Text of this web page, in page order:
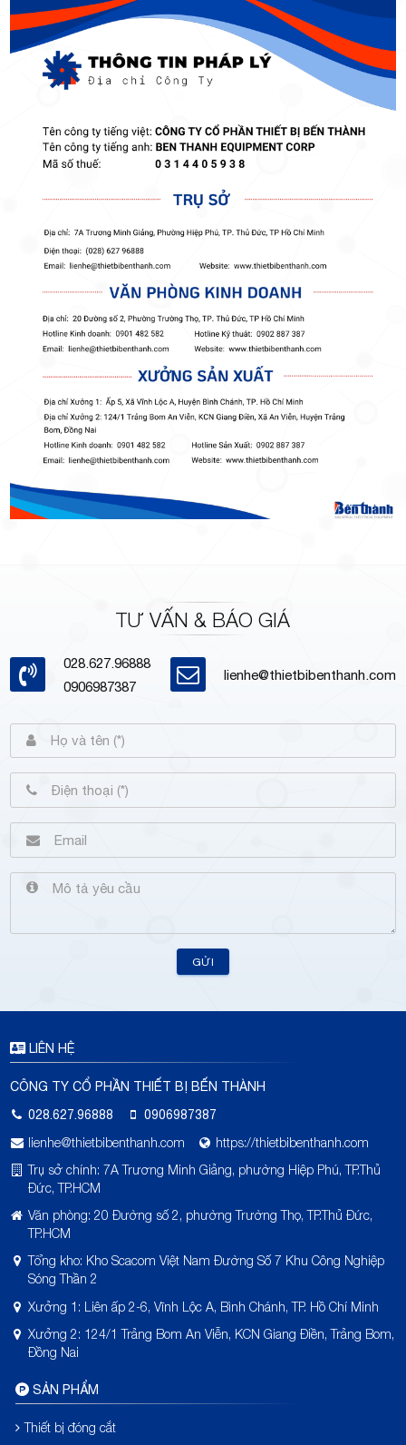
TƯ VẤN & BÁO GIÁ
028.627.96888
0906987387
lienhe@thietbibenthanh.com
GỬI
LIÊN HỆ
CÔNG TY CỔ PHẦN THIẾT BỊ BẾN THÀNH
028.627.96888
0906987387
lienhe@thietbibenthanh.com
https://thietbibenthanh.com
Trụ sở chính: 7A Trương Minh Giảng, phường Hiệp Phú, TP.Thủ
Đức, TP.HCM
Văn phòng: 20 Đường số 2, phường Trường Thọ, TP.Thủ Đức,
TP.HCM
Tổng kho: Kho Scacom Việt Nam Đường Số 7 Khu Công Nghiệp
Sóng Thần 2
Xưởng 1: Liên ấp 2-6, Vĩnh Lộc A, Bình Chánh, TP. Hồ Chí Minh
Xưởng 2: 124/1 Trảng Bom An Viễn, KCN Giang Điền, Trảng Bom,
Đồng Nai
SẢN PHẨM
Thiết bị đóng cắt